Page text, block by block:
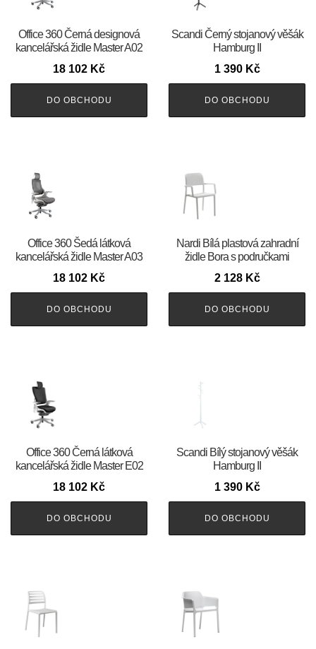
Office 360 Černá designová
kancelářská židle Master A02
18 102 Kč
DO OBCHODU
Scandi Černý stojanový věšák
Hamburg II
1 390 Kč
DO OBCHODU
Office 360 Šedá látková
kancelářská židle Master A03
18 102 Kč
DO OBCHODU
Nardi Bílá plastová zahradní
židle Bora s područkami
2 128 Kč
DO OBCHODU
Office 360 Černá látková
kancelářská židle Master E02
18 102 Kč
DO OBCHODU
Scandi Bílý stojanový věšák
Hamburg II
1 390 Kč
DO OBCHODU